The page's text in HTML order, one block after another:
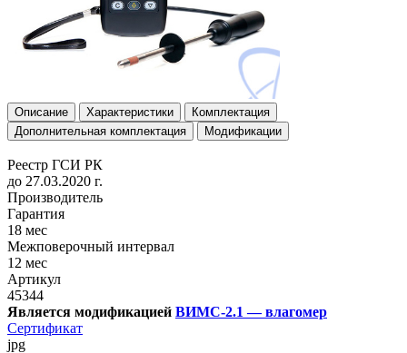
Описание Характеристики
Комплектация
Дополнительная комплектация
Модификации
Реестр ГСИ РК
до 27.03.2020 г.
Производитель
Гарантия
18 мес
Межповерочный интервал
12 мес
Артикул
45344
Является модификацией ВИМС-2.1 — влагомер
Сертификат
jpg